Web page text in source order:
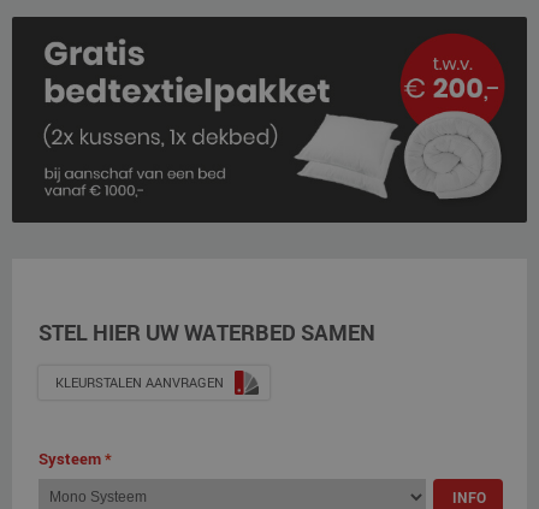
STEL HIER UW WATERBED SAMEN
KLEURSTALEN AANVRAGEN
Systeem*
INFO